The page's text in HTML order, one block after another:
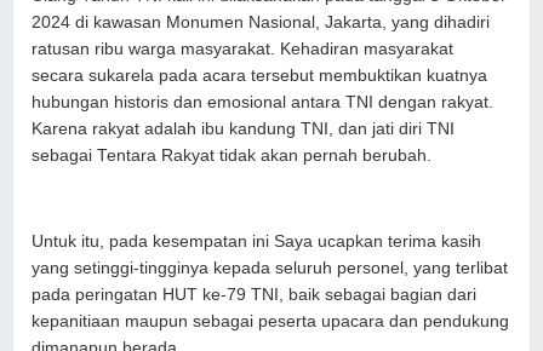
2024 di kawasan Monumen Nasional, Jakarta, yang dihadiri
ratusan ribu warga masyarakat. Kehadiran masyarakat
secara sukarela pada acara tersebut membuktikan kuatnya
hubungan historis dan emosional antara TNI dengan rakyat.
Karena rakyat adalah ibu kandung TNI, dan jati diri TNI
sebagai Tentara Rakyat tidak akan pernah berubah.
Untuk itu, pada kesempatan ini Saya ucapkan terima kasih
yang setinggi-tingginya kepada seluruh personel, yang terlibat
pada peringatan HUT ke-79 TNI, baik sebagai bagian dari
kepanitiaan maupun sebagai peserta upacara dan pendukung